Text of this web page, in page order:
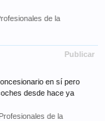
de la
Publicar
en sí pero
desde hace ya
Profesionales de la